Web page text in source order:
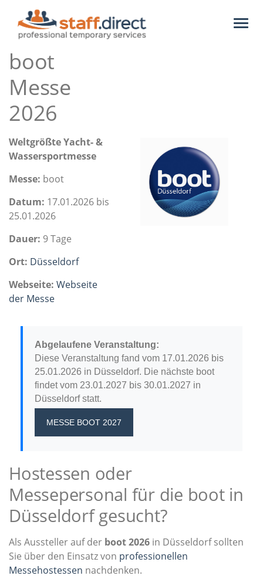
Toggle
boot
Messe
2026
Weltgrößte Yacht- &
Wassersportmesse
Messe: boot
Datum: 17.01.2026 bis
25.01.2026
Dauer: 9 Tage
Ort: Düsseldorf
Webseite: Webseite
der Messe
Abgelaufene Veranstaltung:
Diese Veranstaltung fand vom 17.01.2026 bis
25.01.2026 in Düsseldorf. Die nächste boot
findet vom 23.01.2027 bis 30.01.2027 in
Düsseldorf statt.
MESSE BOOT 2027
Hostessen oder
Messepersonal für die boot in
Düsseldorf gesucht?
Als Aussteller auf der boot 2026 in Düsseldorf sollten
Sie über den Einsatz von professionellen
Messehostessen nachdenken.